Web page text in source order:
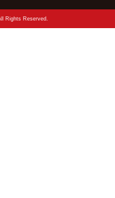
Rights Reserved.